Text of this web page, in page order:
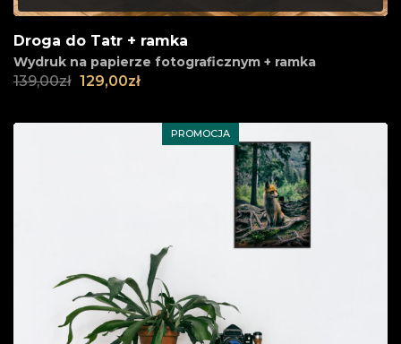
Droga do Tatr + ramka
Wydruk na papierze fotograficznym + ramka
139,00zł 129,00zł
PROMOCJA